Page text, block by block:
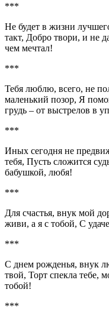
***
Не будет в жизни
такт, Добро твори, и не
чем мечтал!
***
Тебя люблю, всего, не
маленький позор, Я
грудь – от выстрелов в
***
Иных сегодня не
тебя, Пусть сложится
бабушкой, любя!
***
Для счастья, внук мой
живи, а я с тобой, С
***
С днем рожденья, внук
твой, Торт спекла тебе,
тобой!
***